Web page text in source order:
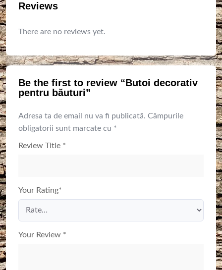
Reviews
There are no reviews yet.
Be the first to review “Butoi decorativ
pentru băuturi”
Adresa ta de email nu va fi publicată. Câmpurile
obligatorii sunt marcate cu *
Review Title *
Your Rating*
Your Review *